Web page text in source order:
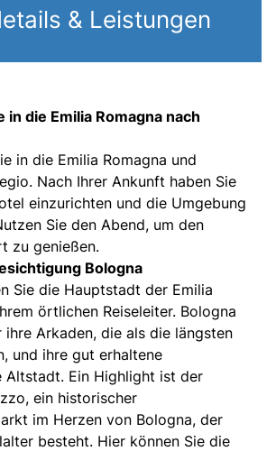
& Leistungen
in die Emilia Romagna nach
in die Emilia Romagna und
Nach Ihrer Ankunft haben Sie
einzurichten und die Umgebung
Sie den Abend, um den
zu genießen.
Bologna
Sie die Hauptstadt der Emilia
örtlichen Reiseleiter. Bologna
Arkaden, die als die längsten
und ihre gut erhaltene
Altstadt. Ein Highlight ist der
ein historischer
im Herzen von Bologna, der
besteht. Hier können Sie die